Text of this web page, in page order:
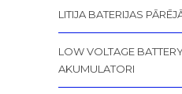
LITIJA BATERIJAS
LOW VOLTAGE
AKUMULATORI